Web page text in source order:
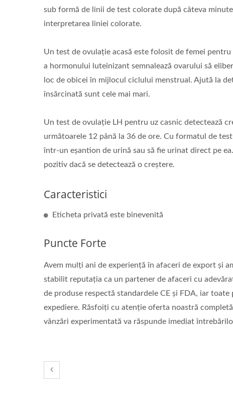
sub formă de linii de test colorate după câteva
interpretarea liniei colorate.
Un test de ovulație acasă este folosit de femei
a hormonului luteinizant semnalează ovarului să
loc de obicei în mijlocul ciclului menstrual. Ajută la
însărcinată sunt cele mai mari.
Un test de ovulație LH pentru uz casnic detectează
următoarele 12 până la 36 de ore. Cu formatul de
într-un eșantion de urină sau să fie urinat direct pe
pozitiv dacă se detectează o creștere.
Caracteristici
Eticheta privată este binevenită
Puncte Forte
Avem mulți ani de experiență în afaceri de export și
stabilit reputația ca un partener de afaceri cu
de produse respectă standardele CE și FDA, iar
expediere. Răsfoiți cu atenție oferta noastră
vânzări experimentată va răspunde imediat
Masca CPR & Scut Facial CPR